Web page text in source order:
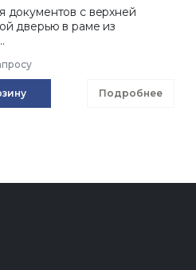
документов с верхней
дверью в раме из
Подробнее